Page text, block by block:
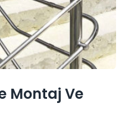
Montaj Ve